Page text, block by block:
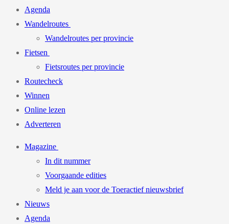
Agenda
Wandelroutes
Wandelroutes per provincie
Fietsen
Fietsroutes per provincie
Routecheck
Winnen
Online lezen
Adverteren
Magazine
In dit nummer
Voorgaande edities
Meld je aan voor de Toeractief nieuwsbrief
Nieuws
Agenda